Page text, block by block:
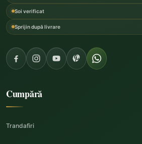
Soi verificat
Sprijin după livrare
Cumpără
Trandafiri